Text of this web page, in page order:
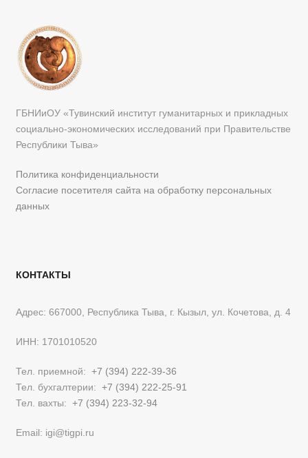
ГБНИиОУ «Тувинский институт гуманитарных и прикладных
социально-экономических исследований при Правительстве
Республики Тыва»
Политика конфиденциальности
Согласие посетителя сайта на обработку персональных
данных
КОНТАКТЫ
Адрес: 667000, Республика Тыва, г. Кызыл, ул. Кочетова, д. 4
ИНН: 1701010520
Тел. приемной: +7 (394) 222-39-36
Тел. бухгалтерии: +7 (394) 222-25-91
Тел. вахты: +7 (394) 223-32-94
Email: igi@tigpi.ru